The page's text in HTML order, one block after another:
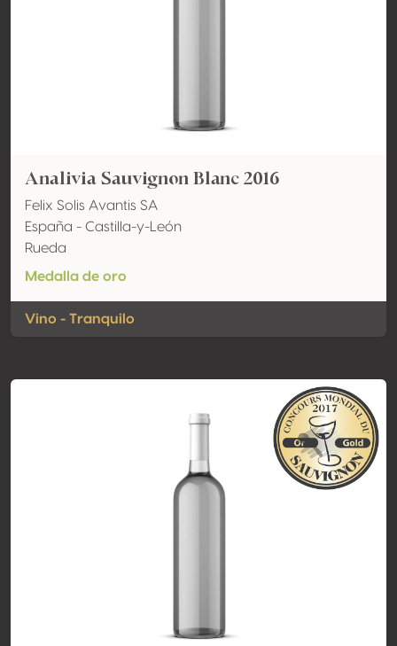
Analivia Sauvignon Blanc 2016
Felix Solis Avantis SA
España - Castilla-y-León
Rueda
Medalla de oro
Vino - Tranquilo